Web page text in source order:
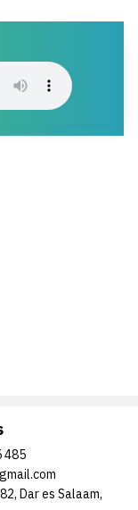
485
Dar es Salaam,